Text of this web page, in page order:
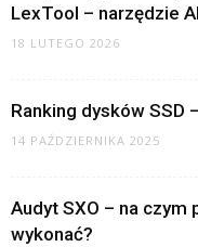
LexTool – narzędzie
18 LUTEGO 2026
Ranking dysków SSD
14 PAŹDZIERNIKA 2025
Audyt SXO – na
wykonać?